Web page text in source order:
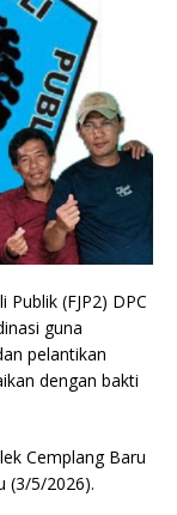
(FJP2) DPC
guna
pelantikan
dengan bakti
Cemplang Baru
(3/5/2026).